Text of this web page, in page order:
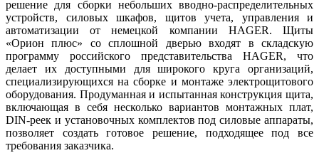
решение для сборки небольших вводно-распределительных
устройств, силовых шкафов, щитов учета, управления и
автоматизации от немецкой компании HAGER. Щиты
«Орион плюс» со сплошной дверью входят в складскую
программу российского представительства HAGER, что
делает их доступными для широкого круга организаций,
специализирующихся на сборке и монтаже электрощитового
оборудования. Продуманная и испытанная конструкция щита,
включающая в себя несколько вариантов монтажных плат,
DIN-реек и установочных комплектов под силовые аппараты,
позволяет создать готовое решение, подходящее под все
требования заказчика.